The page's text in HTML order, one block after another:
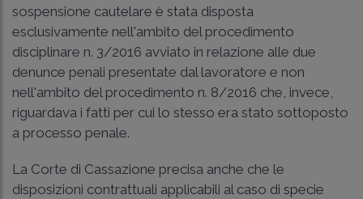
sospensione cautelare è stata disposta
esclusivamente nell'ambito del procedimento
disciplinare n. 3/2016 avviato in relazione alle due
denunce penali presentate dal lavoratore e non
nell'ambito del procedimento n. 8/2016 che, invece,
riguardava i fatti per cui lo stesso era stato sottoposto
a processo penale.
La Corte di Cassazione precisa anche che le
disposizioni contrattuali applicabili al caso di specie